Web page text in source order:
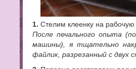
1. Стелим клеенку на рабочую
После печального опыта
машины), я тщательно
файлик, разрезанный с двух